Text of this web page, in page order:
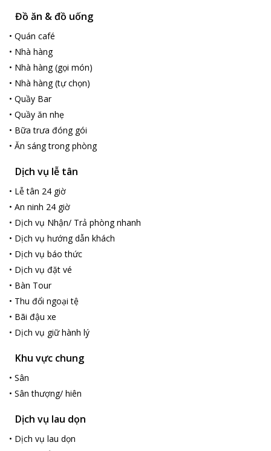
Đồ ăn & đồ uống
• Quán café
• Nhà hàng
• Nhà hàng (gọi món)
• Nhà hàng (tự chọn)
• Quầy Bar
• Quầy ăn nhẹ
• Bữa trưa đóng gói
• Ăn sáng trong phòng
Dịch vụ lễ tân
• Lễ tân 24 giờ
• An ninh 24 giờ
• Dịch vụ Nhận/ Trả phòng nhanh
• Dịch vụ hướng dẫn khách
• Dịch vụ báo thức
• Dịch vụ đặt vé
• Bàn Tour
• Thu đổi ngoại tệ
• Bãi đậu xe
• Dịch vụ giữ hành lý
Khu vực chung
• Sân
• Sân thượng/ hiên
Dịch vụ lau dọn
• Dịch vụ lau dọn